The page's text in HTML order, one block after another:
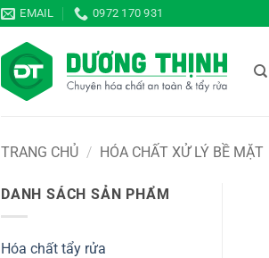
EMAIL 0972 170 931
TRANG CHỦ / HÓA CHẤT XỬ LÝ BỀ MẶT
DANH SÁCH SẢN PHẨM
Hóa chất tẩy rửa